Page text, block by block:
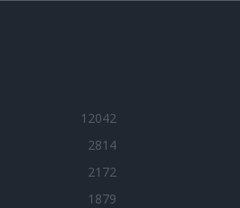
12042
2814
2172
1879